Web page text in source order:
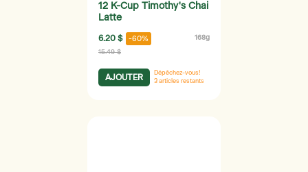
12 K-Cup Timothy's Chai
Latte
6.20 $ -60% 168g
15.49 $
AJOUTER
Dépêchez-vous!
3 articles restants